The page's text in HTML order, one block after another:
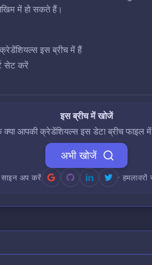
में हो सकते हैं।
इस ब्रीच में हैं
सेट करें
इस ब्रीच में खोजें
क्या आपकी क्रेडेंशियल्स इस डेटा ब्रीच फाइल
अभी खोजें
साइन अप करें ·